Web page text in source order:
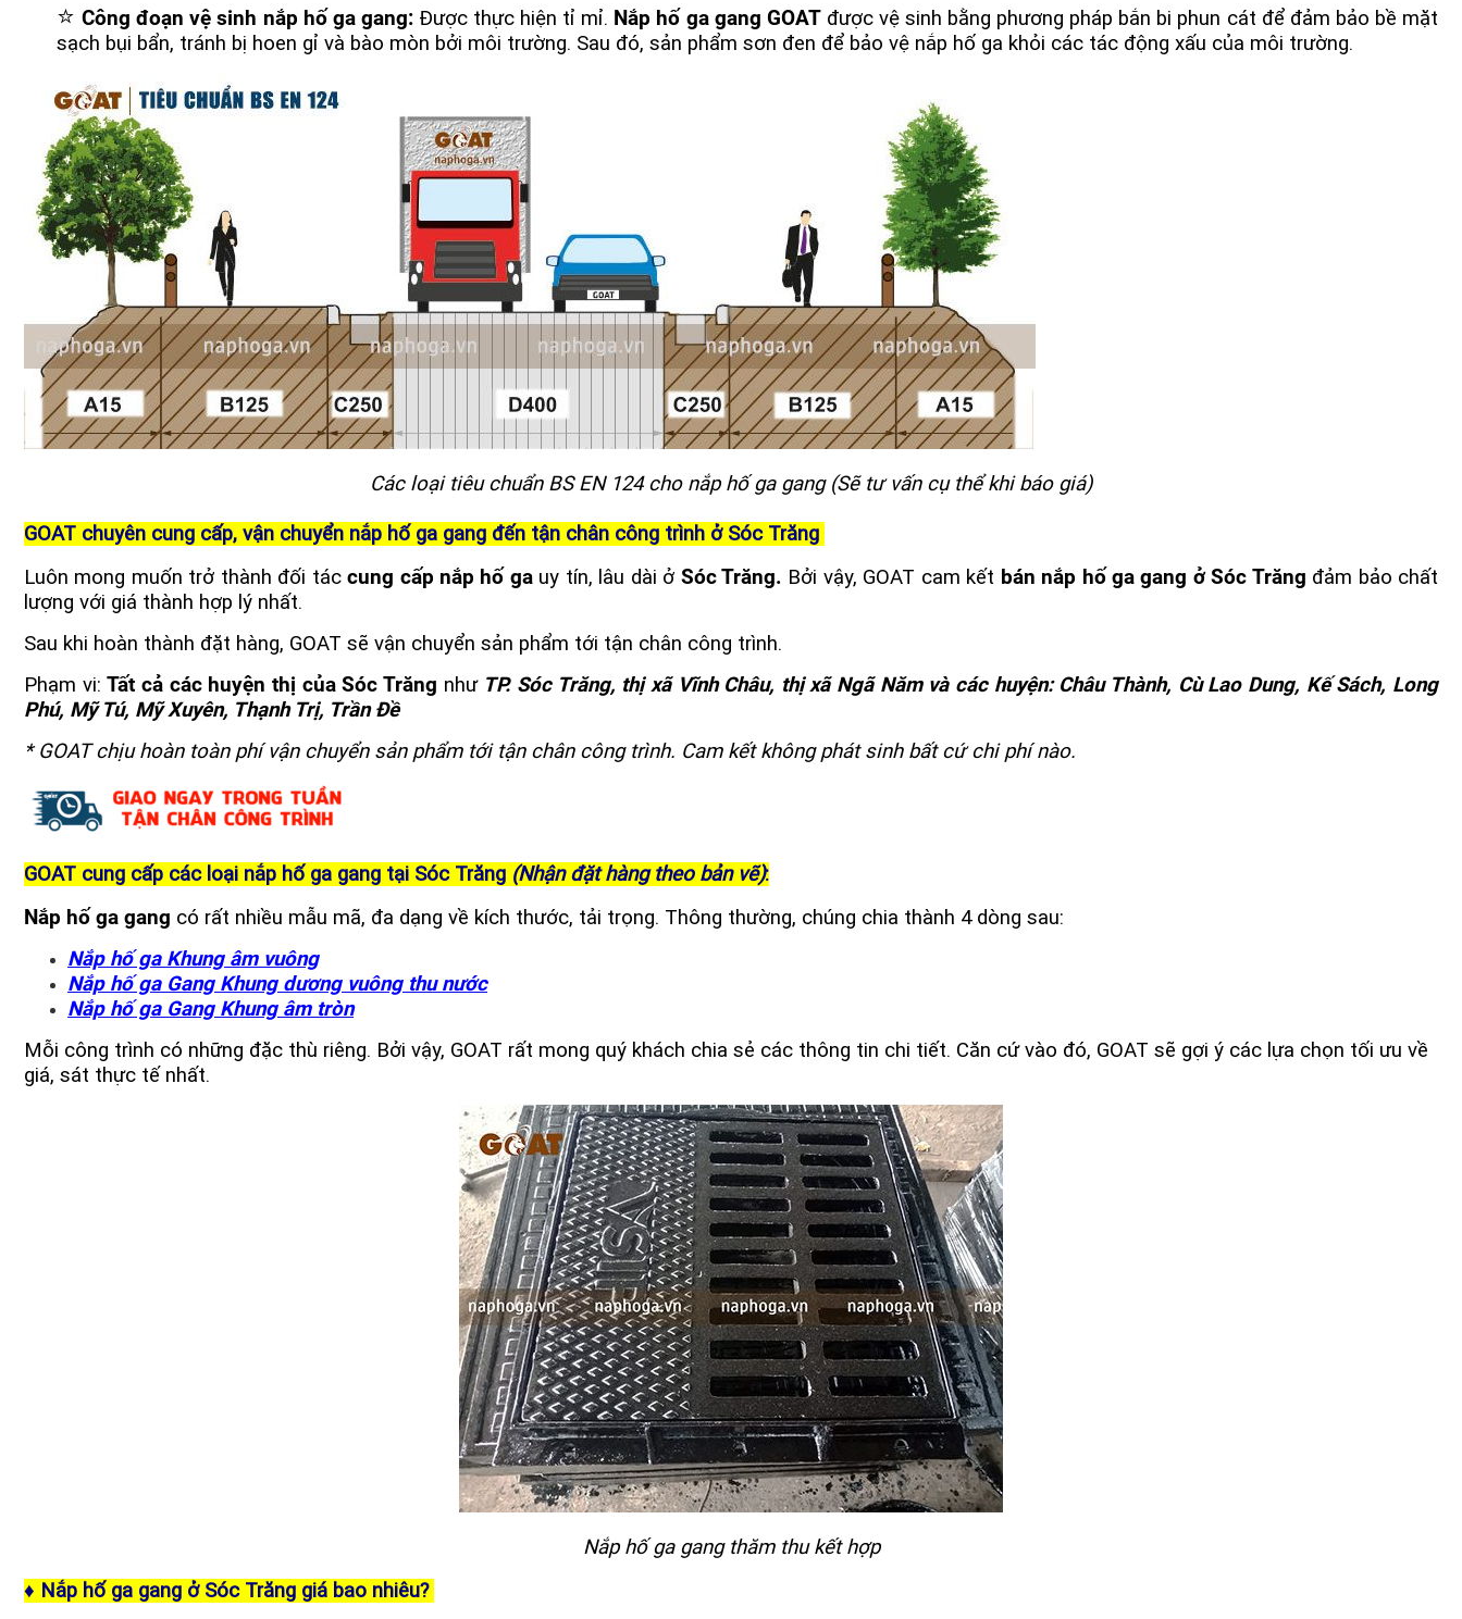
⭐Công đoạn vệ sinh nắp hố ga gang:Được thực hiện tỉ mỉ. Nắp hố ga gang GOATđược vệ sinh bằng phương pháp bắn bi phun cát để đảm bảo bề mặt
sạch bụi bẩn, tránh bị hoen gỉ và bào mòn bởi môi trường. Sau đó, sản phẩm sơn đen để bảo vệ nắp hố ga khỏi các tác động xấu của môi trường.
Các loại tiêu chuẩn BS EN 124 cho nắp hố ga gang (Sẽ tư vấn cụ thể khi báo giá)
GOAT chuyên cung cấp, vận chuyển nắp hố ga gang đến tận chân công trình ở Sóc Trăng
Luôn mong muốn trở thành đối táccung cấp nắp hố gauy tín, lâu dài ở Sóc Trăng. Bởi vậy, GOAT cam kết bán nắp hố ga gang ở Sóc Trăng đảm bảo chất
lượng với giá thành hợp lý nhất.
Sau khi hoàn thành đặt hàng, GOAT sẽ vận chuyển sản phẩm tới tận chân công trình.
Phạm vi:Tất cả các huyện thị của Sóc Trăng nhưTP. Sóc Trăng, thị xã Vĩnh Châu, thị xã Ngã Năm và các huyện: Châu Thành, Cù Lao Dung, Kế Sách, Long
Phú, Mỹ Tú, Mỹ Xuyên, Thạnh Trị, Trần Đề
* GOAT chịu hoàn toàn phí vận chuyển sản phẩmtới tận chân công trình. Cam kết không phát sinh bất cứ chi phí nào.
GOAT cung cấp các loại nắp hố ga gang tại Sóc Trăng (Nhận đặt hàng theo bản vẽ):
Nắp hố ga gang có rất nhiều mẫu mã, đa dạng về kích thước, tải trọng. Thông thường, chúng chia thành 4 dòng sau:
Nắp hố ga Khung âm vuông
Nắp hố ga Gang Khung dương vuông thu nước
Nắp hố ga Gang Khung âm tròn
Mỗi công trình có những đặc thù riêng. Bởi vậy, GOAT rất mong quý khách chia sẻ các thông tin chi tiết. Căn cứ vào đó, GOAT sẽ gợi ý các lựa chọn tối ưu về
giá, sát thực tế nhất.
Nắp hố ga gang thăm thu kết hợp
♦ Nắp hố ga gang ở Sóc Trăng giá bao nhiêu?